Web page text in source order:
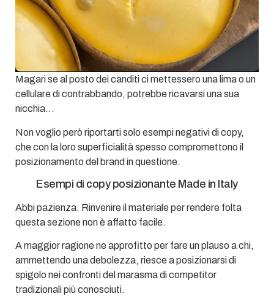
Magari se al posto dei canditi ci mettessero una lima o un
cellulare di contrabbando, potrebbe ricavarsi una sua
nicchia…
Non voglio però riportarti solo esempi negativi di copy,
che con la loro superficialità spesso compromettono il
posizionamento del brand in questione.
Esempi di copy posizionante Made in Italy
Abbi pazienza. Rinvenire il materiale per rendere folta
questa sezione non è affatto facile.
A maggior ragione ne approfitto per fare un plauso a chi,
ammettendo una debolezza, riesce a posizionarsi di
spigolo nei confronti del marasma di competitor
tradizionali più conosciuti.